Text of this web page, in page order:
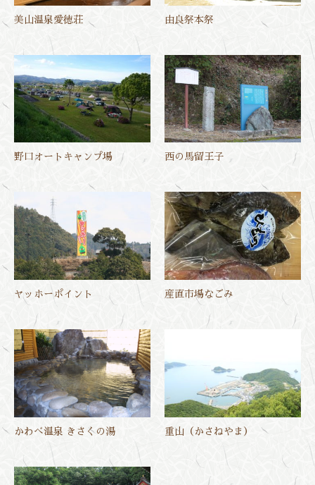
美山温泉愛徳荘 由良祭本祭
野口オートキャンプ場 西の馬留王子
ヤッホーポイント 産直市場なごみ
かわべ温泉 きさくの湯 重山（かさねやま）